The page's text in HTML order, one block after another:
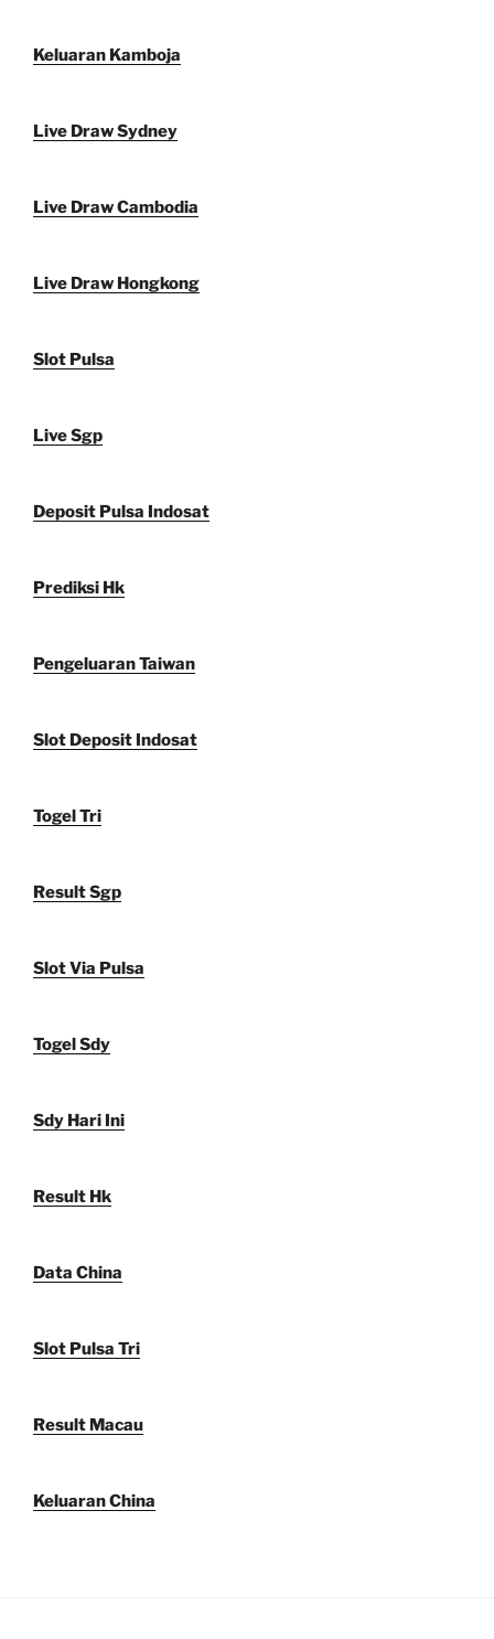
Keluaran Kamboja
Live Draw Sydney
Live Draw Cambodia
Live Draw Hongkong
Slot Pulsa
Live Sgp
Deposit Pulsa Indosat
Prediksi Hk
Pengeluaran Taiwan
Slot Deposit Indosat
Togel Tri
Result Sgp
Slot Via Pulsa
Togel Sdy
Sdy Hari Ini
Result Hk
Data China
Slot Pulsa Tri
Result Macau
Keluaran China